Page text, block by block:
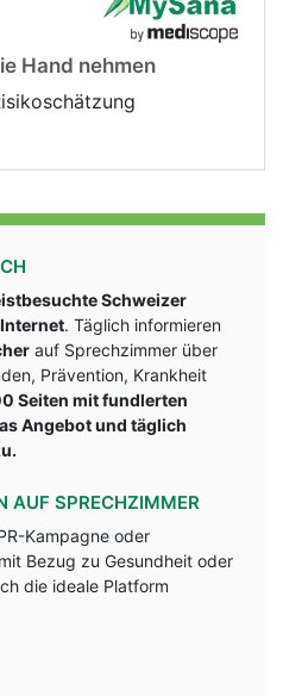
Hand nehmen
Schweizer
. Täglich informieren
auf Sprechzimmer über
Prävention, Krankheit
Seiten mit fundlerten
Angebot und täglich
AUF SPRECHZIMMER
Kampagne oder
Bezug zu Gesundheit oder
die ideale Platform